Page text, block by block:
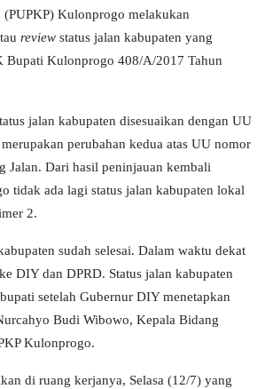
(PUPKP) Kulonprogo melakukan
review status jalan kabupaten yang
Bupati Kulonprogo 408/A/2017 Tahun
jalan kabupaten disesuaikan dengan UU
perubahan kedua atas UU nomor
Jalan. Dari hasil peninjauan kembali
tidak ada lagi status jalan kabupaten lokal
2.
sudah selesai. Dalam waktu dekat
DIY dan DPRD. Status jalan kabupaten
setelah Gubernur DIY menetapkan
Budi Wibowo, Kepala Bidang
Kulonprogo.
di ruang kerjanya, Selasa (12/7) yang